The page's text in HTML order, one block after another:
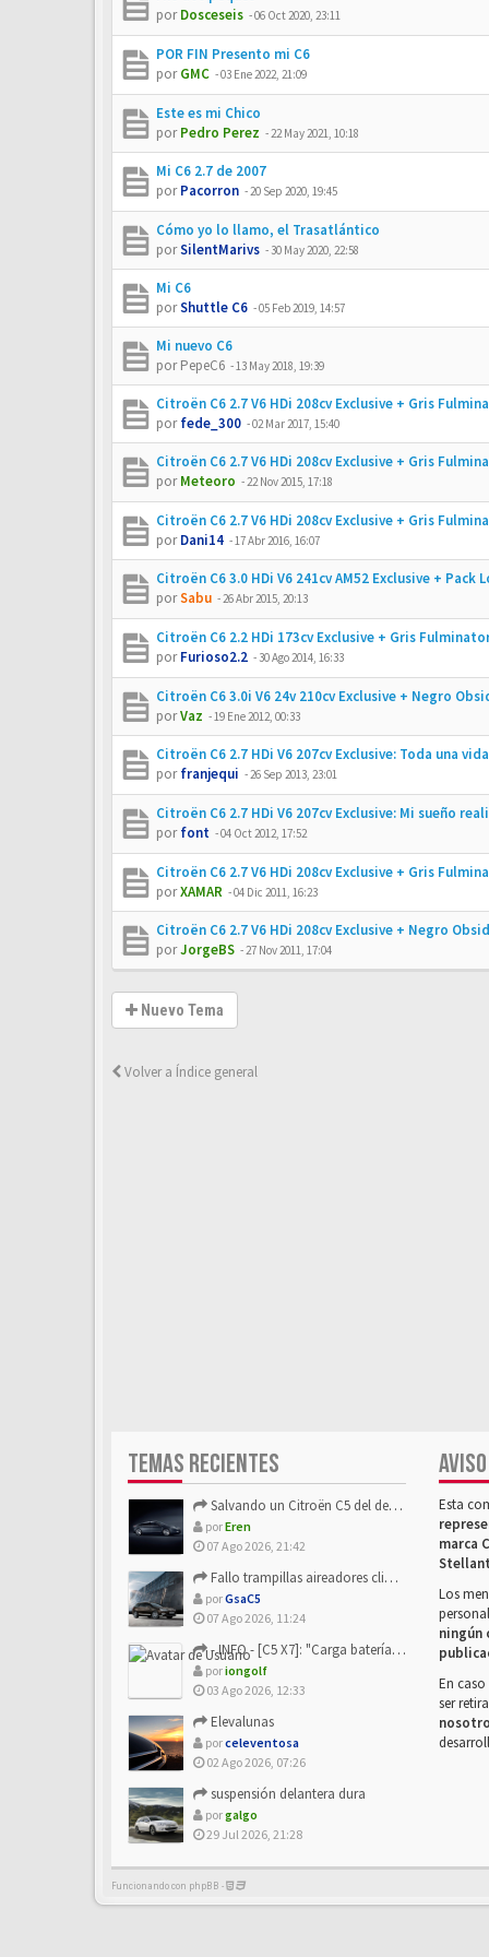
porDosceseis -06 Oct 2020, 23:11
POR FIN Presento mi C6
porGMC -03 Ene 2022, 21:09
Este es mi Chico
porPedro Perez -22 May 2021, 10:18
Mi C6 2.7 de 2007
porPacorron -20 Sep 2020, 19:45
Cómo yo lo llamo, el Trasatlántico
porSilentMarivs - 30 May 2020, 22:58
Mi C6
porShuttle C6 -05 Feb 2019, 14:57
Mi nuevo C6
porPepeC6 -13 May 2018, 19:39
Citroën C6 2.7 V6 HDi 208cv Exclusive + Gris
porfede_300 -02 Mar 2017, 15:40
Citroën C6 2.7 V6 HDi 208cv Exclusive + Gris
porMeteoro -22 Nov 2015, 17:18
Citroën C6 2.7 V6 HDi 208cv Exclusive + Gris
porDani14 -17 Abr 2016, 16:07
Citroën C6 3.0 HDi V6 241cv AM52 Exclusive + Pack
porSabu -26 Abr 2015, 20:13
Citroën C6 2.2 HDi 173cv Exclusive + Gris
porFurioso2.2 -30 Ago 2014, 16:33
Citroën C6 3.0i V6 24v 210cv Exclusive + Negro
porVaz -19 Ene 2012, 00:33
Citroën C6 2.7 HDi V6 207cv Exclusive: Toda una
porfranjequi -26 Sep 2013, 23:01
Citroën C6 2.7 HDi V6 207cv Exclusive: Mi sueño
porfont -04 Oct 2012, 17:52
Citroën C6 2.7 V6 HDi 208cv Exclusive + Gris
porXAMAR -04 Dic 2011, 16:23
Citroën C6 2.7 V6 HDi 208cv Exclusive + Negro
porJorgeBS -27 Nov 2011, 17:04
Nuevo Tema
Volver a Índice general
TEMAS RECIENTES
Salvando un Citroën C5 del desguace: Presentación y seguimiento
porEren
07 Ago 2026, 21:42
Fallo trampillas aireadores climatizador
porGsaC5
07 Ago 2026, 11:24
- INFO - [C5 X7]: "Carga batería o alimentación eléctri...
poriongolf
03 Ago 2026, 12:33
Elevalunas
porceleventosa
02 Ago 2026, 07:26
suspensión delantera dura
porgalgo
29 Jul 2026, 21:28
Esta
marca
Los
ningún
En
ser
Funcionando con phpBB -